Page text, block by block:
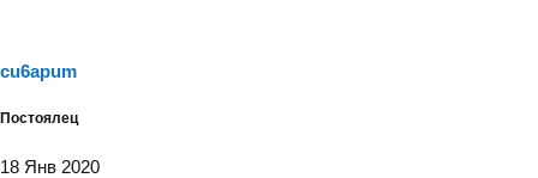
cu6apum
Постоялец
18 Янв 2020